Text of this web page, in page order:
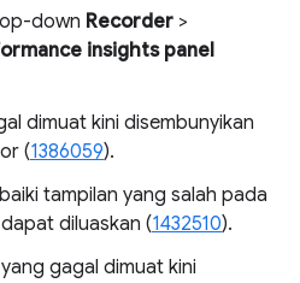
down Recorder >
insights panel
dimuat kini disembunyikan
(1386059).
tampilan yang salah pada
diluaskan (1432510).
gagal dimuat kini